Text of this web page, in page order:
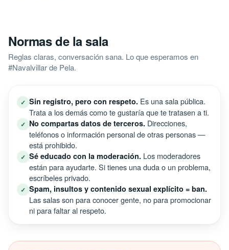
Normas de la sala
Reglas claras, conversación sana. Lo que esperamos en
#Navalvillar de Pela.
✓ Sin registro, pero con respeto. Es una sala pública.
Trata a los demás como te gustaría que te tratasen a ti.
✓ No compartas datos de terceros. Direcciones,
teléfonos o información personal de otras personas —
está prohibido.
✓ Sé educado con la moderación. Los moderadores
están para ayudarte. Si tienes una duda o un problema,
escríbeles privado.
✓ Spam, insultos y contenido sexual explícito = ban.
Las salas son para conocer gente, no para promocionar
ni para faltar al respeto.